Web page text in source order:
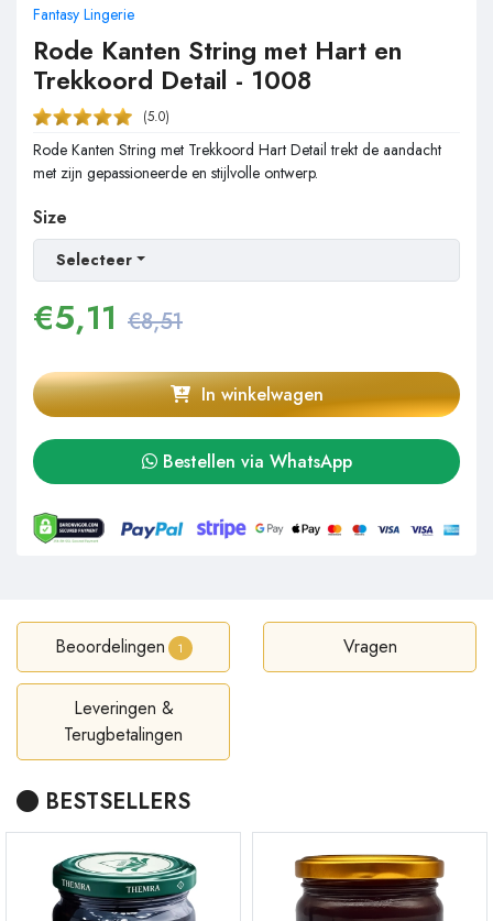
Fantasy Lingerie
Rode Kanten String met Hart en
Trekkoord Detail - 1008
(5.0)
Rode Kanten String met Trekkoord Hart Detail trekt de aandacht
met zijn gepassioneerde en stijlvolle ontwerp.
Size
Selecteer
€5,11 €8,51
In winkelwagen
Bestellen via WhatsApp
Beoordelingen 1 Vragen
Leveringen &
Terugbetalingen
BESTSELLERS